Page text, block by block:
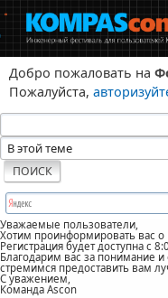
Добро пожаловать на
Пожалуйста,
Уважаемые пользователи,
Хотим проинформировать вас
Регистрация будет доступна с
Благодарим вас за понимание
стремимся предоставить вам
С уважением,
Команда Ascon